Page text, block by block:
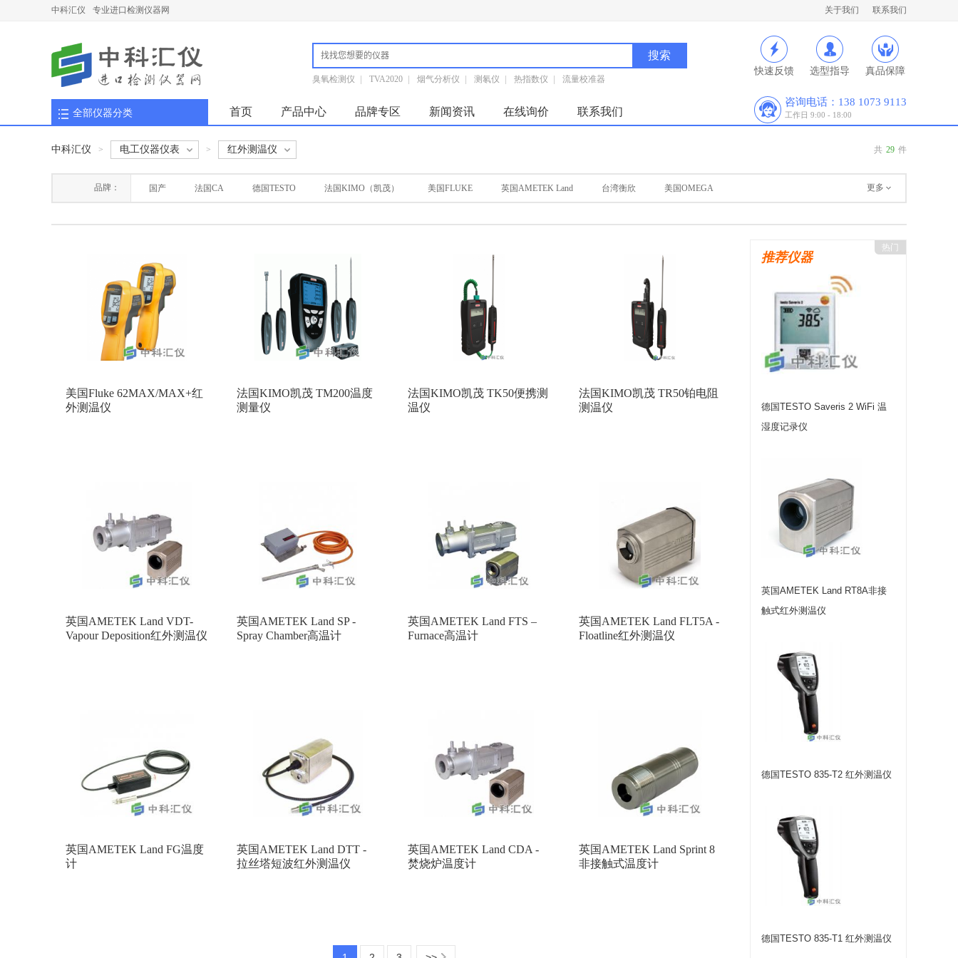
中科汇仪 专业进口检测仪器网 关于我们 联系我们
快速反馈 选型指导 真品保障
臭氧检测仪 TVA2020 烟气分析仪 测氡仪 热指数仪 流量校准器
首页 产品中心 品牌专区 新闻资讯 在线询价 联系我们
咨询电话：138 1073 9113
工作日 9:00 - 18:00
全部仪器分类
共 29 件
中科汇仪 > 电工仪器仪表 > 红外测温仪
品牌： 国产 法国CA 德国TESTO 法国KIMO（凯茂） 美国FLUKE 英国AMETEK Land 台湾衡欣 美国OMEGA 更多
美国Fluke 62MAX/MAX+红
外测温仪
法国KIMO凯茂 TM200温度
测量仪
法国KIMO凯茂 TK50便携测
温仪
法国KIMO凯茂 TR50铂电阻
测温仪
英国AMETEK Land VDT-
Vapour Deposition红外测温仪
英国AMETEK Land SP -
Spray Chamber高温计
英国AMETEK Land FTS –
Furnace高温计
英国AMETEK Land FLT5A -
Floatline红外测温仪
英国AMETEK Land FG温度
计
英国AMETEK Land DTT -
拉丝塔短波红外测温仪
英国AMETEK Land CDA -
焚烧炉温度计
英国AMETEK Land Sprint 8
非接触式温度计
热门
推荐仪器
德国TESTO Saveris 2 WiFi 温
湿度记录仪
英国AMETEK Land RT8A非接
触式红外测温仪
德国TESTO 835-T2 红外测温仪
德国TESTO 835-T1 红外测温仪